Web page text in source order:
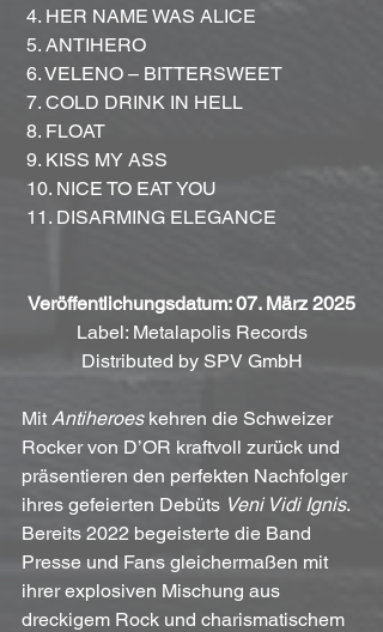
4. HER NAME WAS ALICE
5. ANTIHERO
6. VELENO – BITTERSWEET
7. COLD DRINK IN HELL
8. FLOAT
9. KISS MY ASS
10. NICE TO EAT YOU
11. DISARMING ELEGANCE
Veröffentlichungsdatum: 07. März 2025
Label: Metalapolis Records
Distributed by SPV GmbH
Mit Antiheroes kehren die Schweizer
Rocker von D’OR kraftvoll zurück und
präsentieren den perfekten Nachfolger
ihres gefeierten Debüts Veni Vidi Ignis.
Bereits 2022 begeisterte die Band
Presse und Fans gleichermaßen mit
ihrer explosiven Mischung aus
dreckigem Rock und charismatischem